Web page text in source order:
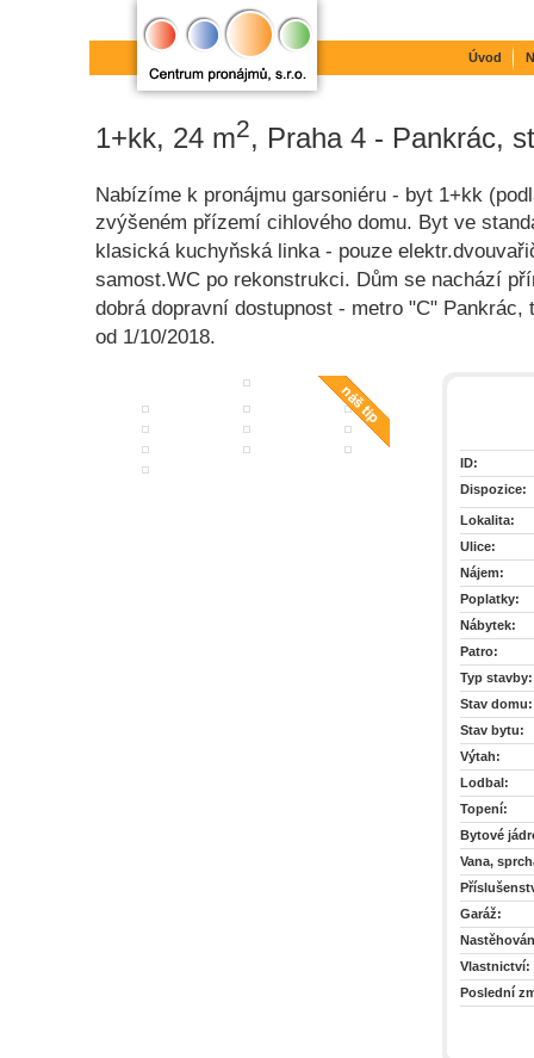
1+kk, 24 m2, Praha 4 - Pankrác,
Nabízíme k pronájmu garsoniéru - byt 1+kk
zvýšeném přízemí cihlového domu. Byt ve
klasická kuchyňská linka - pouze
samost.WC po rekonstrukci. Dům se nachází
dobrá dopravní dostupnost - metro "C" Pankrác,
od 1/10/2018.
ID:
Dispozice:
Lokalita:
Ulice:
Nájem:
Poplatky:
Nábytek:
Patro:
Typ stavby:
Stav domu:
Stav bytu:
Výtah:
Lodbal:
Topení:
Bytové
Vana,
Garáž:
Vlastnictví:
Poslední
Úvod